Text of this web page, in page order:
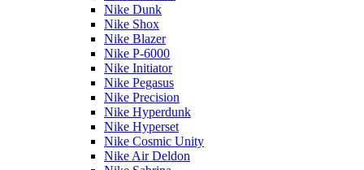
Nike Dunk
Nike Shox
Nike Blazer
Nike P-6000
Nike Initiator
Nike Pegasus
Nike Precision
Nike Hyperdunk
Nike Hyperset
Nike Cosmic Unity
Nike Air Deldon